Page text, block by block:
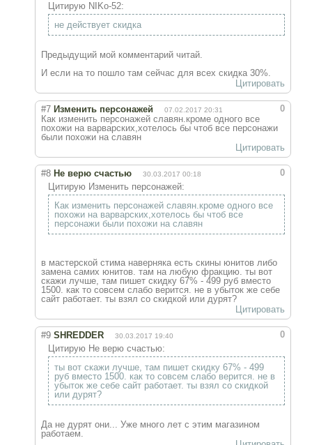
Цитирую NIKo-52:
не действует скидка
Предыдущий мой комментарий читай.
И если на то пошло там сейчас для всех скидка 30%.
Цитировать
0
#7 Изменить персонажей 07.02.2017 20:31
Как изменить персонажей славян.кроме одного все
похожи на варварских,хотелось бы чтоб все персонажи
были похожи на славян
Цитировать
0
#8 Не верю счастью 30.03.2017 00:18
Цитирую Изменить персонажей:
Как изменить персонажей славян.кроме одного все
похожи на варварских,хотелось бы чтоб все
персонажи были похожи на славян
в мастерской стима наверняка есть скины юнитов либо
замена самих юнитов. там на любую фракцию. ты вот
скажи лучше, там пишет скидку 67% - 499 руб вместо
1500. как то совсем слабо верится. не в убыток же себе
сайт работает. ты взял со скидкой или дурят?
Цитировать
0
#9 SHREDDER 30.03.2017 19:40
Цитирую Не верю счастью:
ты вот скажи лучше, там пишет скидку 67% - 499
руб вместо 1500. как то совсем слабо верится. не в
убыток же себе сайт работает. ты взял со скидкой
или дурят?
Да не дурят они... Уже много лет с этим магазином
работаем.